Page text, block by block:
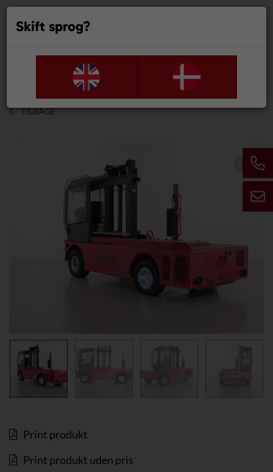
TILBAGE

Print produkt
Print produkt uden pris
Skift sprog?